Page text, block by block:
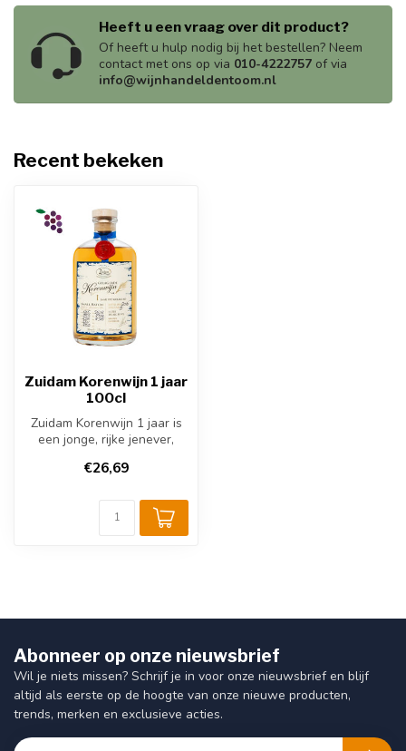
Heeft u een vraag over dit product?
Of heeft u hulp nodig bij het bestellen? Neem
contact met ons op via 010-4222757 of via
info@wijnhandeldentoom.nl
Recent bekeken
Zuidam Korenwijn 1 jaar
100cl
Zuidam Korenwijn 1 jaar is
een jonge, rijke jenever,
gr...
€26,69
Abonneer op onze nieuwsbrief
Wil je niets missen? Schrijf je in voor onze nieuwsbrief en blijf
altijd als eerste op de hoogte van onze nieuwe producten,
trends, merken en exclusieve acties.